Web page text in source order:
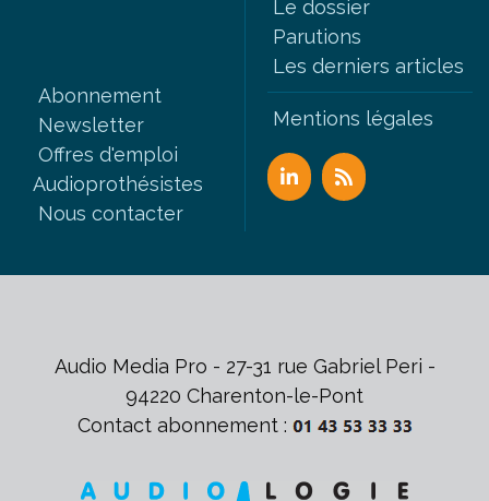
Le dossier
Parutions
Les derniers articles
Abonnement
Newsletter
Offres d'emploi
Audioprothésistes
Nous contacter
Mentions légales
Audio Media Pro - 27-31 rue Gabriel Peri -
94220 Charenton-le-Pont
Contact abonnement :